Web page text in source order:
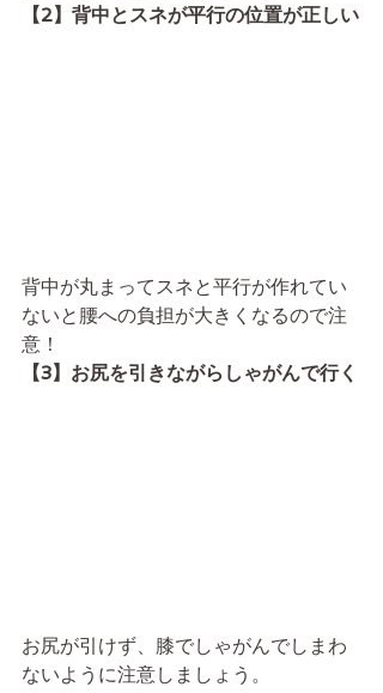
【2】背中とスネが平行の位置が正しい
背中が丸まってスネと平行が作れてい
ないと腰への負担が大きくなるので注
意！
【3】お尻を引きながらしゃがんで行く
お尻が引けず、膝でしゃがんでしまわ
ないように注意しましょう。